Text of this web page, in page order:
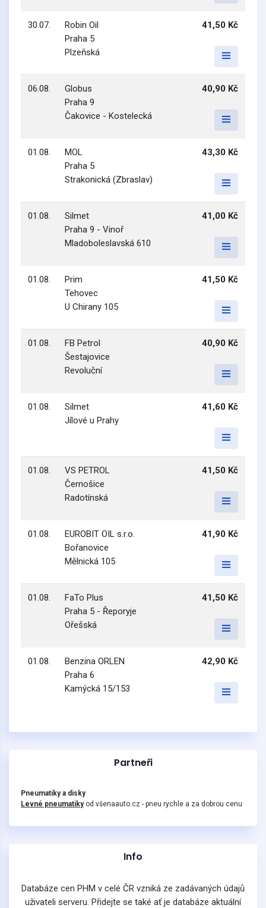
30.07.
Robin Oil
Praha 5
Plzeňská
41,50 Kč
06.08.
Globus
Praha 9
Čakovice - Kostelecká
40,90 Kč
01.08.
MOL
Praha 5
Strakonická (Zbraslav)
43,30 Kč
01.08.
Silmet
Praha 9 - Vinoř
Mladoboleslavská 610
41,00 Kč
01.08.
Prim
Tehovec
U Chirany 105
41,50 Kč
01.08.
FB Petrol
Šestajovice
Revoluční
40,90 Kč
01.08.
Silmet
Jílové u Prahy
41,60 Kč
01.08.
VS PETROL
Černošice
Radotínská
41,50 Kč
01.08.
EUROBIT OIL s.r.o.
Bořanovice
Mělnická 105
41,90 Kč
01.08.
FaTo Plus
Praha 5 - Řeporyje
Ořešská
41,50 Kč
01.08.
Benzina ORLEN
Praha 6
Kamýcká 15/153
42,90 Kč
Partneři
Pneumatiky a disky
Levné pneumatikyod všenaauto.cz - pneu rychle a za dobrou cenu
Info
Databáze cen PHM v celé ČR vzniká ze zadávaných údajů
uživateli serveru. Přidejte se také ať je databáze aktuální